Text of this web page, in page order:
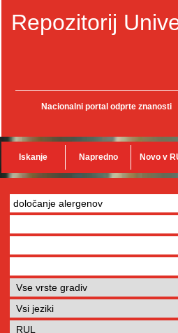
Repozitorij
Nacionalni portal odprte znanosti
Iskanje Napredno Novo v